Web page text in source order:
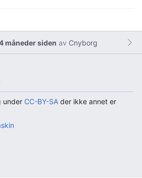
måneder siden av Cnyborg
under CC-BY-SA der ikke annet er